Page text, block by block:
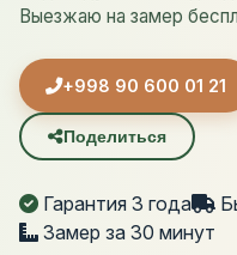
Выезжаю на замер
+998 90 600 01 21
Поделиться
Гарантия 3 года
Замер за 30 минут